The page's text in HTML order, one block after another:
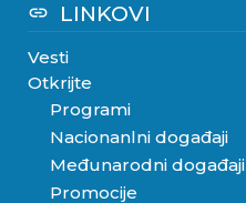
link LINKOVI
Vesti
Otkrijte
Programi
Nacionanlni događaji
Međunarodni događaji
Promocije